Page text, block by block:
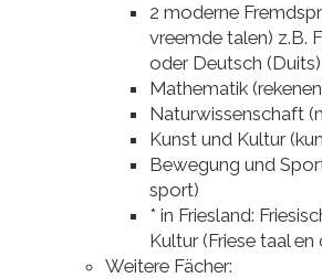
2 moderne
vreemde talen) z.B.
oder Deutsch (Duits)
Mathematik
Naturwissenschaft
Kunst und Kultur
Bewegung und
sport)
* in Friesland:
Kultur (Friese taal en
Weitere Fächer: